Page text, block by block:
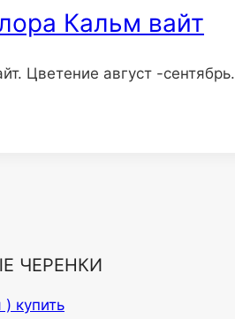
Кальм вайт
Цветение август -сентябрь.
ЧЕРЕНКИ
купить